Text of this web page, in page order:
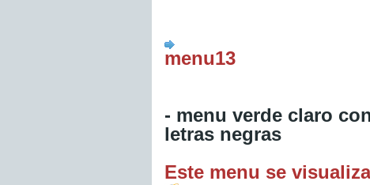
menu13
- menu verde claro
letras negras
Este menu se